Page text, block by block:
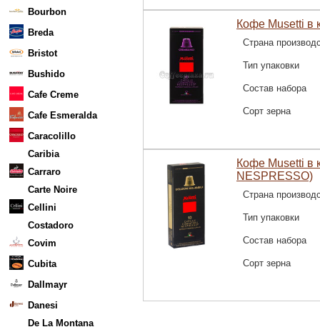
Bourbon
Breda
Bristot
Bushido
Cafe Creme
Cafe Esmeralda
Caracolillo
Caribia
Carraro
Carte Noire
Cellini
Costadoro
Covim
Cubita
Dallmayr
Danesi
De La Montana
Кофе Musetti в
Страна
Тип упаковки
Состав набора
Сорт зерна
Кофе Musetti в
NESPRESSO)
Страна
Тип упаковки
Состав набора
Сорт зерна